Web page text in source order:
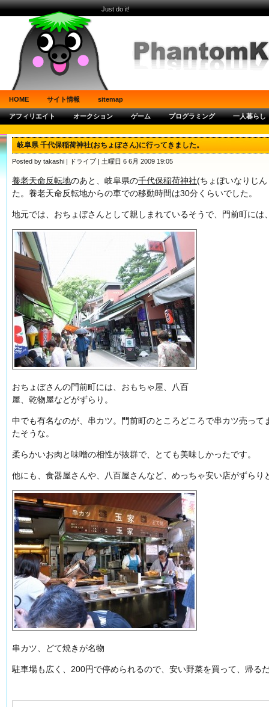
Just do it!
HOME サイト情報 sitemap
アフィリエイト オークション ゲーム プログラミング 一人暮らし
岐阜県 千代保稲荷神社(おちょぼさん)に行ってきました。
Posted by takashi | ドライブ | 土曜日 6 6月 2009 19:05
養老天命反転地のあと、岐阜県の千代保稲荷神社(ちょぼいなりじ
た。養老天命反転地からの車での移動時間は30分くらいでした。
地元では、おちょぼさんとして親しまれているそうで、門前町には
おちょぼさんの門前町には、おもちゃ屋、八百
屋、乾物屋などがずらり。
中でも有名なのが、串カツ。門前町のところどころで串カツ売って
たそうな。
柔らかいお肉と味噌の相性が抜群で、とても美味しかったです。
他にも、食器屋さんや、八百屋さんなど、めっちゃ安い店がずらり
串カツ、どて焼きが名物
駐車場も広く、200円で停められるので、安い野菜を買って、帰る